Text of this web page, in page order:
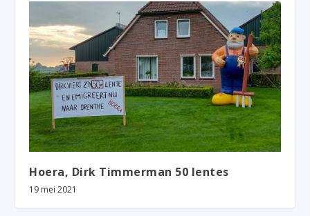
Hoera, Dirk Timmerman 50 lentes
19 mei 2021